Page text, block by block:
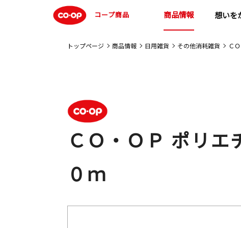
コープ商品 商品情報 想いを
トップページ 商品情報 日用雑貨 その他消耗雑貨 Ｃ
ＣＯ・ＯＰ ポリ
０ｍ